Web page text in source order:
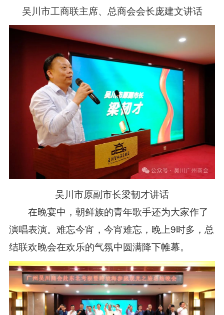
吴川市工商联主席、总商会会长庞建文讲话
吴川市原副市长梁韧才讲话
在晚宴中，朝鲜族的青年歌手还为大家作了
演唱表演。难忘今宵，今宵难忘，晚上9时多，总
结联欢晚会在欢乐的气氛中圆满降下帷幕。